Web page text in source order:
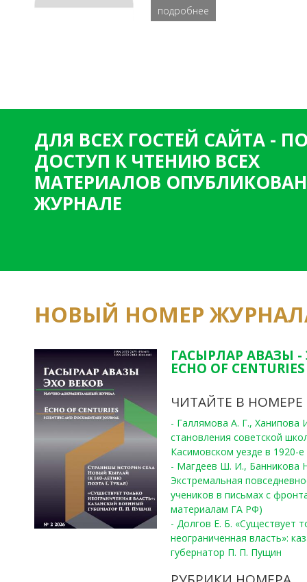
подробнее
ДЛЯ ВСЕХ ГОСТЕЙ САЙТА -
ДОСТУП К ЧТЕНИЮ ВСЕХ
МАТЕРИАЛОВ
ЖУРНАЛЕ
НОВЫЙ НОМЕР
ГАСЫРЛАР АВАЗЫ -
ECHO OF
ЧИТАЙТЕ В НОМЕРЕ
- Галлямова А. Г.,
становления советской
Касимовском уезде в 1920-е
- Магдеев Ш. И., Банникова
Экстремальная
учеников в письмах с
материалам ГА РФ)
- Долгов Е. Б. «Существует
неограниченная власть»:
губернатор П. П. Пущин